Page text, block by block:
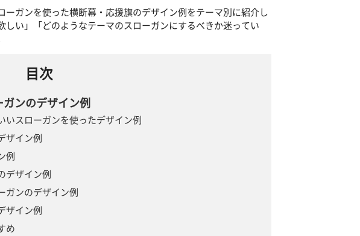
ガンを使った横断幕・応援旗のデザイン例をテーマ別に紹介し
い」「どのようなテーマのスローガンにするべきか迷ってい
目次
ンのデザイン例
いスローガンを使ったデザイン例
ザイン例
例
デザイン例
ガンのデザイン例
ザイン例
め